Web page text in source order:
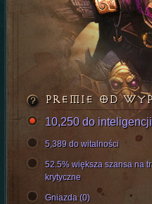
PREMIE OD
10,250 do inteligencji
5,389 do witalności
52.5% większa szansa na
krytyczne
Gniazda (0)